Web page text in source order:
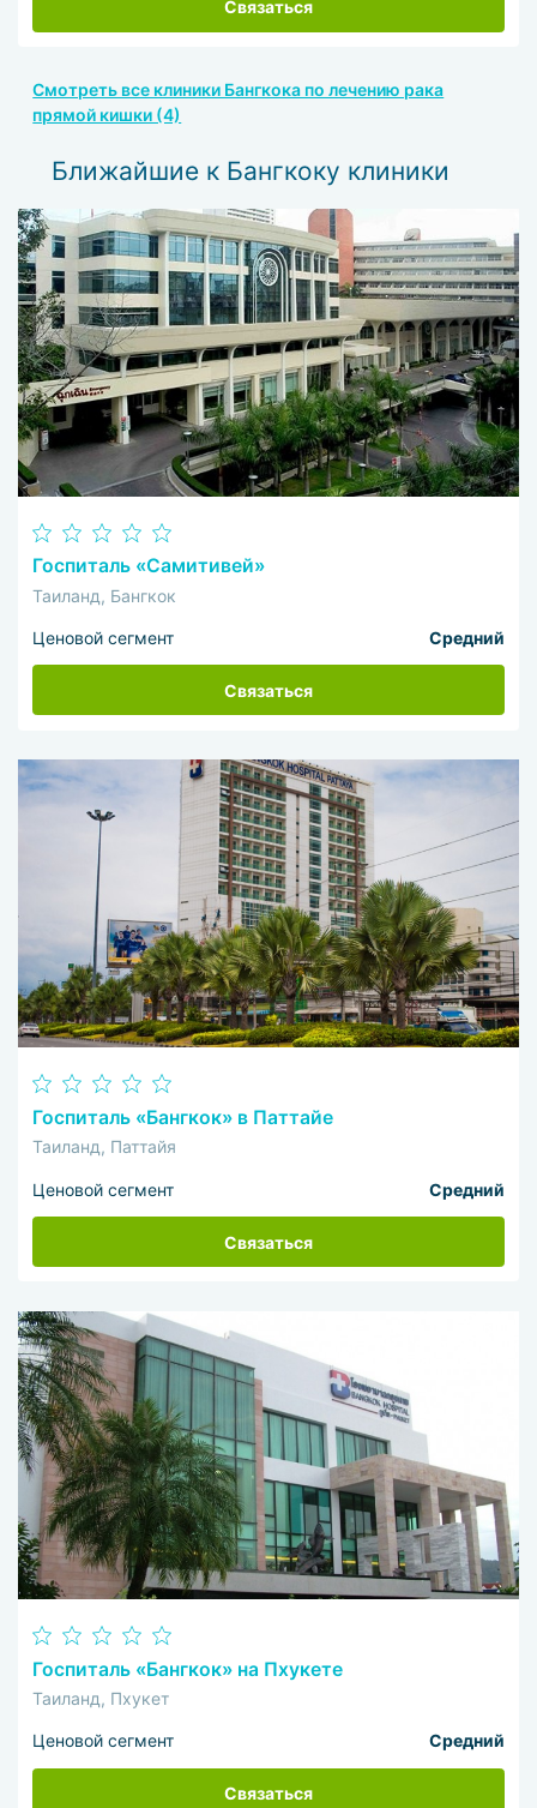
Связаться
Смотреть все клиники Бангкока по лечению рака
прямой кишки (4)
Ближайшие к Бангкоку клиники
Госпиталь «Самитивей»
Таиланд, Бангкок
Ценовой сегмент Средний
Связаться
Госпиталь «Бангкок» в Паттайе
Таиланд, Паттайя
Ценовой сегмент Средний
Связаться
Госпиталь «Бангкок» на Пхукете
Таиланд, Пхукет
Ценовой сегмент Средний
Связаться